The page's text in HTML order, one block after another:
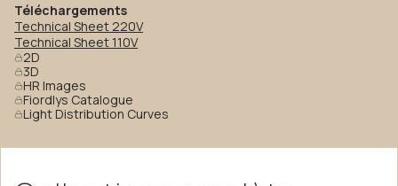
Téléchargements
Technical Sheet 220V
Technical Sheet 110V
2D
3D
HR Images
Fiordlys Catalogue
Light Distribution Curves